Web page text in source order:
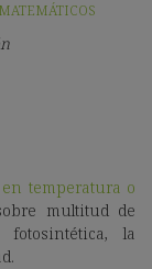
temperatura o
multitud de
la